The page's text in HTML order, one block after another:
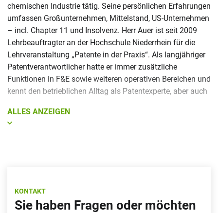
chemischen Industrie tätig. Seine persönlichen Erfahrungen
umfassen Großunternehmen, Mittelstand, US-Unternehmen
– incl. Chapter 11 und Insolvenz. Herr Auer ist seit 2009
Lehrbeauftragter an der Hochschule Niederrhein für die
Lehrveranstaltung „Patente in der Praxis“. Als langjähriger
Patentverantwortlicher hatte er immer zusätzliche
Funktionen in F&E sowie weiteren operativen Bereichen und
kennt den betrieblichen Alltag als Patentexperte, aber auch
ALLES ANZEIGEN
KONTAKT
Sie haben Fragen oder möchten